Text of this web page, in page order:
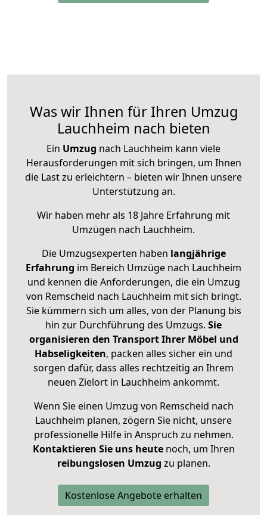
Was wir Ihnen für Ihren Umzug
Lauchheim nach bieten
Ein Umzug nach Lauchheim kann viele
Herausforderungen mit sich bringen, um Ihnen
die Last zu erleichtern – bieten wir Ihnen unsere
Unterstützung an.
Wir haben mehr als 18 Jahre Erfahrung mit
Umzügen nach Lauchheim.
Die Umzugsexperten haben langjährige
Erfahrung im Bereich Umzüge nach Lauchheim
und kennen die Anforderungen, die ein Umzug
von Remscheid nach Lauchheim mit sich bringt.
Sie kümmern sich um alles, von der Planung bis
hin zur Durchführung des Umzugs. Sie
organisieren den Transport Ihrer Möbel und
Habseligkeiten, packen alles sicher ein und
sorgen dafür, dass alles rechtzeitig an Ihrem
neuen Zielort in Lauchheim ankommt.
Wenn Sie einen Umzug von Remscheid nach
Lauchheim planen, zögern Sie nicht, unsere
professionelle Hilfe in Anspruch zu nehmen.
Kontaktieren Sie uns heutenoch, um Ihren
reibungslosen Umzug zu planen.
Kostenlose Angebote erhalten